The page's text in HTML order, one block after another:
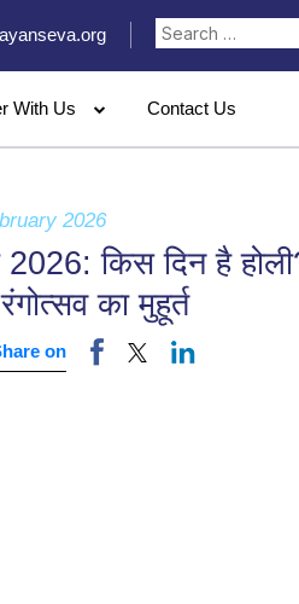
With Us Contact Us
2026
2026: किस दिन है
का मुहूर्त
on